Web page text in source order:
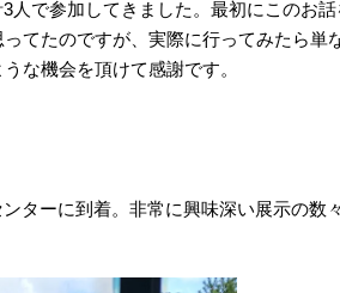
人で参加してきました。最初にこのお話
てたのですが、実際に行ってみたら単
な機会を頂けて感謝です。
ターに到着。非常に興味深い展示の数